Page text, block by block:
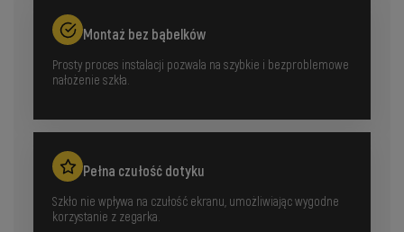
Montaż bez bąbelków
Prosty proces instalacji pozwala na szybkie i bezproblemowe
nałożenie szkła.
Pełna czułość dotyku
Szkło nie wpływa na czułość ekranu, umożliwiając wygodne
korzystanie z zegarka.